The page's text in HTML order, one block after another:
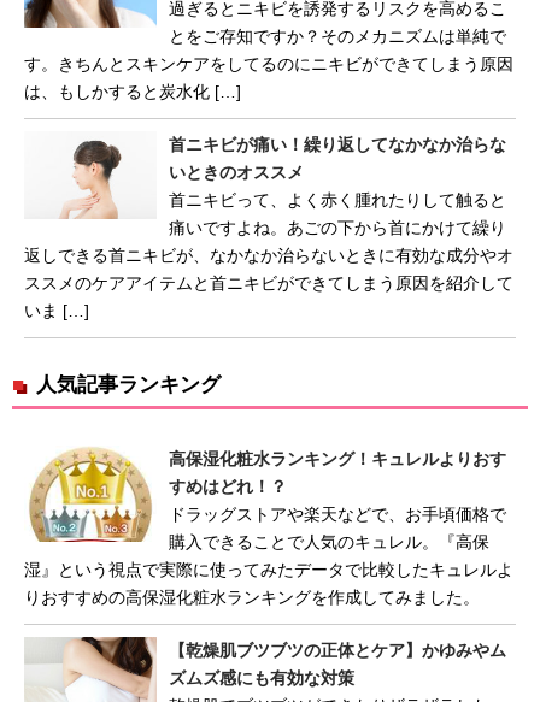
過ぎるとニキビを誘発するリスクを高めるこ
とをご存知ですか？そのメカニズムは単純で
す。きちんとスキンケアをしてるのにニキビができてしまう原因
は、もしかすると炭水化 […]
首ニキビが痛い！繰り返してなかなか治らな
いときのオススメ
首ニキビって、よく赤く腫れたりして触ると
痛いですよね。あごの下から首にかけて繰り
返しできる首ニキビが、なかなか治らないときに有効な成分やオ
ススメのケアアイテムと首ニキビができてしまう原因を紹介して
いま […]
人気記事ランキング
高保湿化粧水ランキング！キュレルよりおす
すめはどれ！？
ドラッグストアや楽天などで、お手頃価格で
購入できることで人気のキュレル。『高保
湿』という視点で実際に使ってみたデータで比較したキュレルよ
りおすすめの高保湿化粧水ランキングを作成してみました。
【乾燥肌ブツブツの正体とケア】かゆみやム
ズムズ感にも有効な対策